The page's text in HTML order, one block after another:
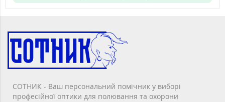
СОТНИК - Ваш персональний помічник у виборі
професійної оптики для полювання та охорони